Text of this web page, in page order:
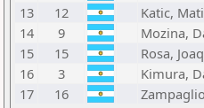
13
12 Katic,
14
9 Mozina,
15
15 Rosa,
16
3 Kimura,
17
16